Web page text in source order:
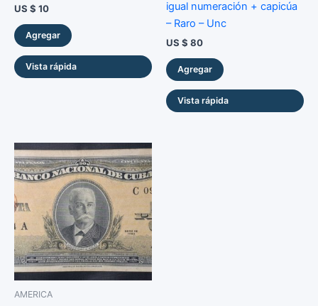
US $ 10
Agregar
Vista rápida
igual numeración + capicúa
– Raro – Unc
US $ 80
Agregar
Vista rápida
AMERICA